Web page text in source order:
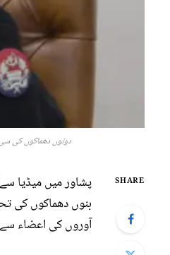
دونوں دھماکوں کی
SHARE
پشاور میں میڈیا
بنوں دھماکوں کی
آوروں کی اعضاء